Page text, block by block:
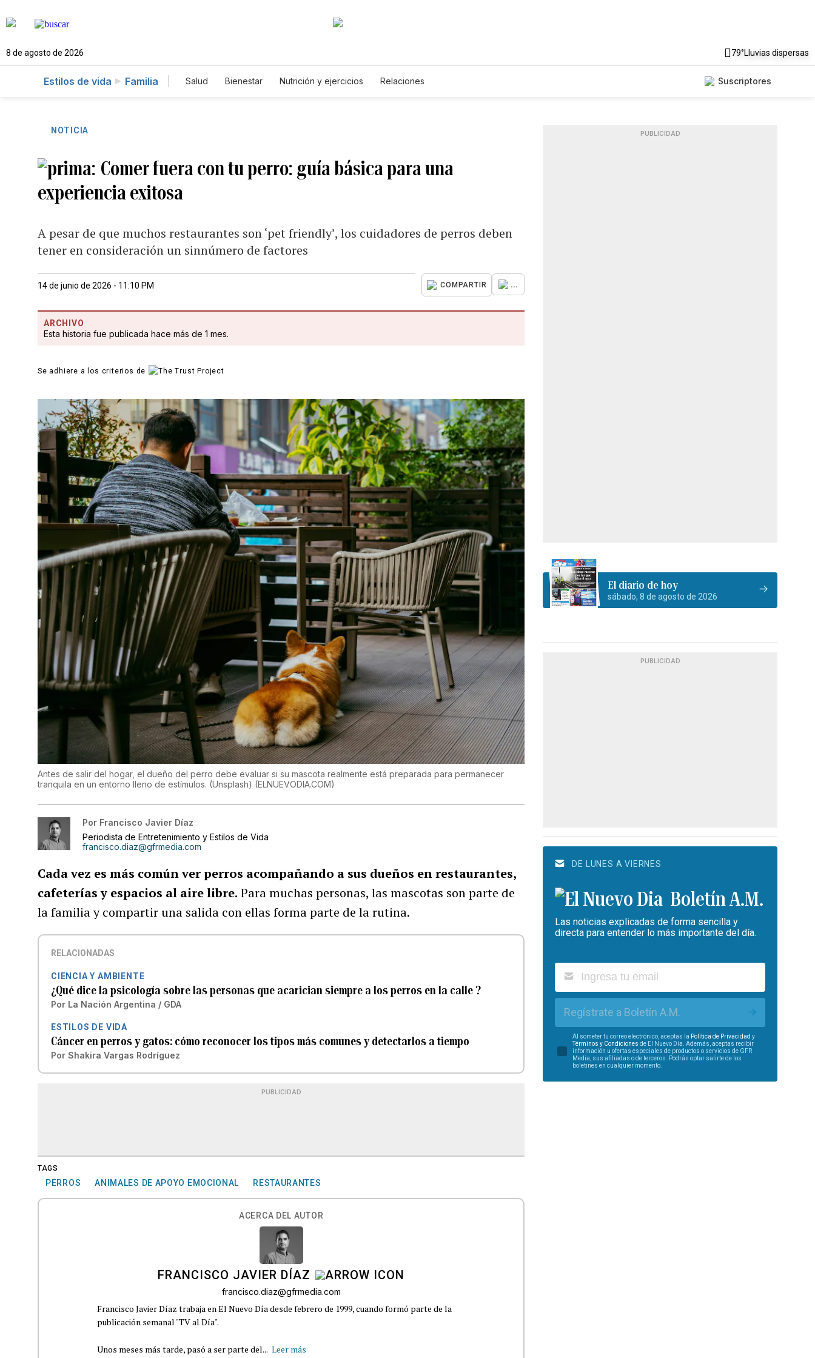
8 de agosto de 2026 79°Lluvias dispersas
Estilos de vida Familia Salud Bienestar Nutrición y ejercicios Relaciones Suscriptores
NOTICIA
Comer fuera con tu perro: guía básica para una
experiencia exitosa
A pesar de que muchos restaurantes son ‘pet friendly’, los cuidadores de perros deben
tener en consideración un sinnúmero de factores
14 de junio de 2026 - 11:10 PM COMPARTIR ...
ARCHIVO
Esta historia fue publicada hace más de 1 mes.
Se adhiere a los criterios de
Antes de salir del hogar, el dueño del perro debe evaluar si su mascota realmente está preparada para permanecer
tranquila en un entorno lleno de estímulos. (Unsplash) (ELNUEVODIA.COM)
Por Francisco Javier Díaz
Periodista de Entretenimiento y Estilos de Vida
francisco.diaz@gfrmedia.com
Cada vez es más común ver perros acompañando a sus dueños en restaurantes,
cafeterías y espacios al aire libre. Para muchas personas, las mascotas son parte de
la familia y compartir una salida con ellas forma parte de la rutina.
RELACIONADAS
CIENCIA Y AMBIENTE
¿Qué dice la psicología sobre las personas que acarician siempre a los perros en la calle ?
Por La Nación Argentina / GDA
ESTILOS DE VIDA
Cáncer en perros y gatos: cómo reconocer los tipos más comunes y detectarlos a tiempo
Por Shakira Vargas Rodríguez
PUBLICIDAD
TAGS
PERROS ANIMALES DE APOYO EMOCIONAL RESTAURANTES
ACERCA DEL AUTOR
FRANCISCO JAVIER DÍAZ
francisco.diaz@gfrmedia.com
Francisco Javier Díaz trabaja en El Nuevo Día desde febrero de 1999, cuando formó parte de la
publicación semanal "TV al Día".
Unos meses más tarde, pasó a ser parte del... Leer más
PUBLICIDAD
El diario de hoy
sábado, 8 de agosto de 2026
PUBLICIDAD
DE LUNES A VIERNES
Boletín A.M.
Las noticias explicadas de forma sencilla y
directa para entender lo más importante del día.
Regístrate a Boletín A.M.
Al someter tu correo electrónico, aceptas la Política de Privacidad y
Términos y Condiciones de El Nuevo Día. Además, aceptas recibir
información u ofertas especiales de productos o servicios de GFR
Media, sus afiliadas o de terceros. Podrás optar salirte de los
boletines en cualquier momento.